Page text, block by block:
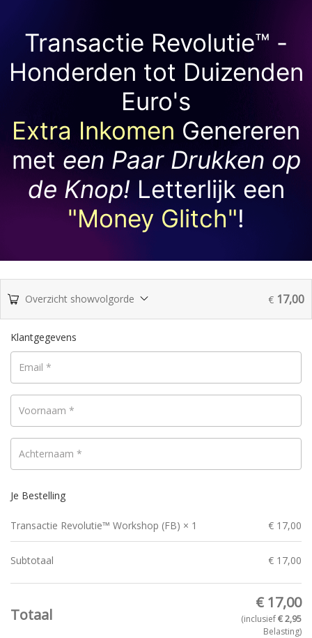
Transactie Revolutie™ -
Honderden tot Duizenden
Euro's
Extra Inkomen Genereren
met een Paar Drukken op
de Knop! Letterlijk een
"Money Glitch"!
Overzicht showvolgorde € 17,00
Klantgegevens
Email *
Voornaam *
Achternaam *
Je Bestelling
Transactie Revolutie™ Workshop (FB) × 1 € 17,00
Subtotaal € 17,00
Totaal
€ 17,00
(inclusief€2,95
Belasting)